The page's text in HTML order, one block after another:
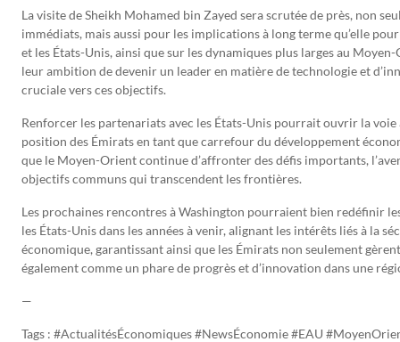
La visite de Sheikh Mohamed bin Zayed sera scrutée de près, non
immédiats, mais aussi pour les implications à long terme qu’elle
et les États-Unis, ainsi que sur les dynamiques plus larges au
leur ambition de devenir un leader en matière de technologie et
cruciale vers ces objectifs.
Renforcer les partenariats avec les États-Unis pourrait ouvrir la
position des Émirats en tant que carrefour du développement
que le Moyen-Orient continue d’affronter des défis importants,
objectifs communs qui transcendent les frontières.
Les prochaines rencontres à Washington pourraient bien redéfinir
les États-Unis dans les années à venir, alignant les intérêts liés à la
économique, garantissant ainsi que les Émirats non seulement
également comme un phare de progrès et d’innovation dans une
—
Tags : #ActualitésÉconomiques #NewsÉconomie #EAU